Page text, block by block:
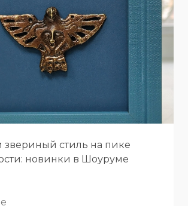
стиль на пике
новинки в Шоуруме